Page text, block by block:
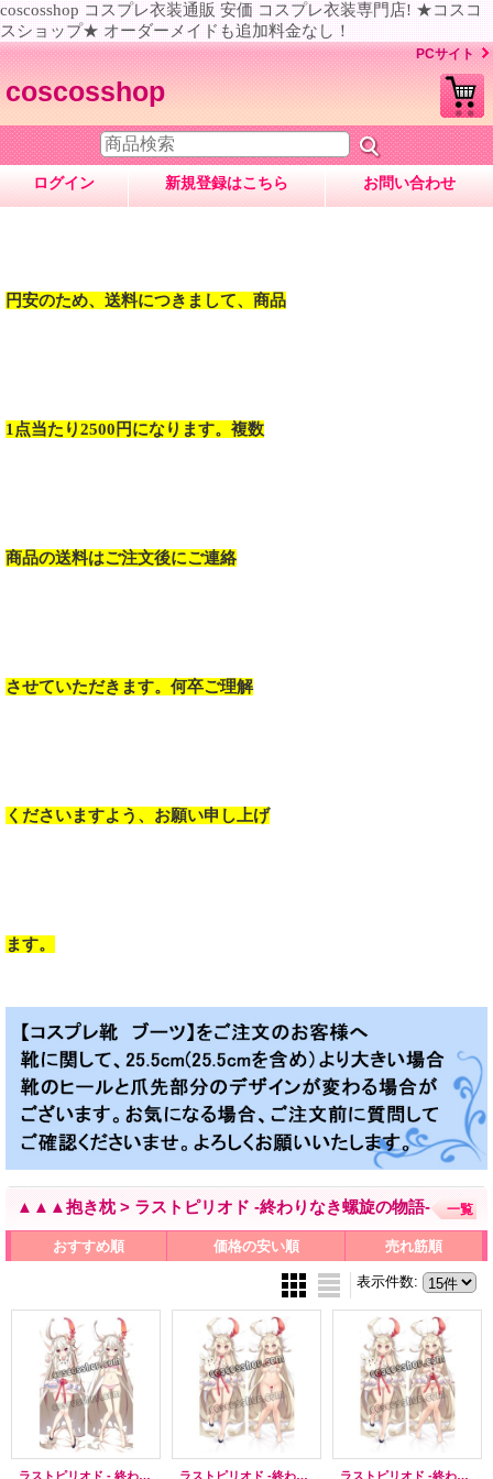
coscosshop コスプレ衣装通販 安価 コスプレ衣装専門店! ★コスコ
スショップ★ オーダーメイドも追加料金なし！
PCサイト
coscosshop
ログイン 新規登録はこちら お問い合わせ
円安のため、送料につきまして、商品
1点当たり2500円になります。複数
商品の送料はご注文後にご連絡
させていただきます。何卒ご理解
くださいますよう、お願い申し上げ
ます。
▲▲▲抱き枕 > ラストピリオド -終わりなき螺旋の物語- 一覧
おすすめ順 価格の安い順 売れ筋順
表示件数:
ラストピリオド - 終わりなき螺旋の物語 - ちょこ風 03 ●等身大 抱き枕カバー ラストピリオド -終わりなき螺旋の物語- ちょこ風 02 ●等身大 抱き枕カバー ラストピリオド -終わりなき螺旋の物語- ちょこ風 ●等身大 抱き枕カバー